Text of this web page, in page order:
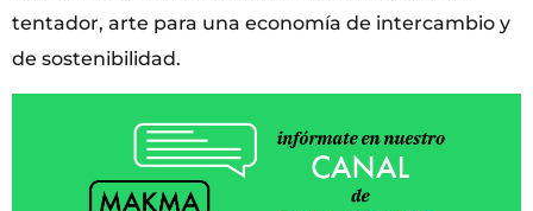
tentador, arte para una economía de intercambio y
de sostenibilidad.